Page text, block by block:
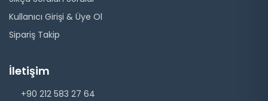
Kullanıcı Girişi & Üye Ol
Sipariş Takip
İletişim
+90 212 583 27 64